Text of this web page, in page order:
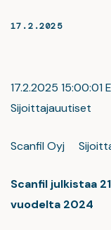
17.2.2025
17.2.2025 15:00:01
Sijoittajauutiset
Scanfil Oyj
Scanfil julkistaa
vuodelta 2024